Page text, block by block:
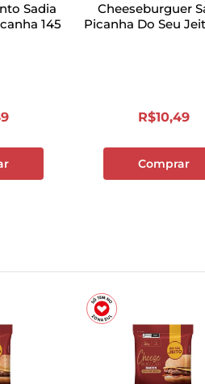
Sadia
145
Cheeseburguer
Picanha Do Seu
R$10,49
Comprar
8º
biscoito